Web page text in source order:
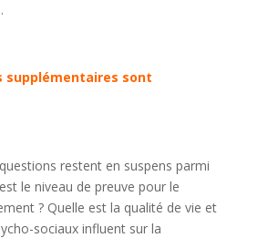
supplémentaires sont
restent en suspens parmi
le niveau de preuve pour le
? Quelle est la qualité de vie et
sociaux influent sur la